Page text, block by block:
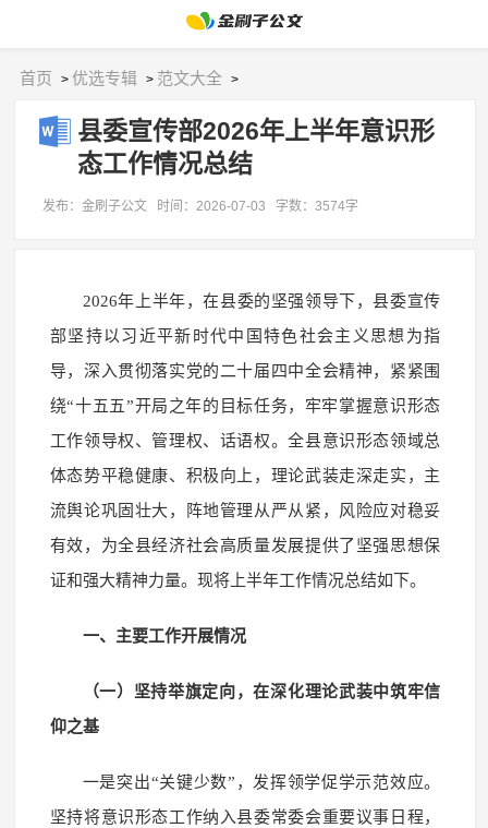
首页 >优选专辑 > 范文大全 >
县委宣传部2026年上半年意识形
态工作情况总结
发布：金刷子公文 时间：2026-07-03 字数：3574字
2026年上半年，在县委的坚强领导下，县委宣传
部坚持以习近平新时代中国特色社会主义思想为指
导，深入贯彻落实党的二十届四中全会精神，紧紧围
绕“十五五”开局之年的目标任务，牢牢掌握意识形态
工作领导权、管理权、话语权。全县意识形态领域总
体态势平稳健康、积极向上，理论武装走深走实，主
流舆论巩固壮大，阵地管理从严从紧，风险应对稳妥
有效，为全县经济社会高质量发展提供了坚强思想保
证和强大精神力量。现将上半年工作情况总结如下。
一、主要工作开展情况
（一）坚持举旗定向，在深化理论武装中筑牢信
仰之基
一是突出“关键少数”，发挥领学促学示范效应。
坚持将意识形态工作纳入县委常委会重要议事日程，